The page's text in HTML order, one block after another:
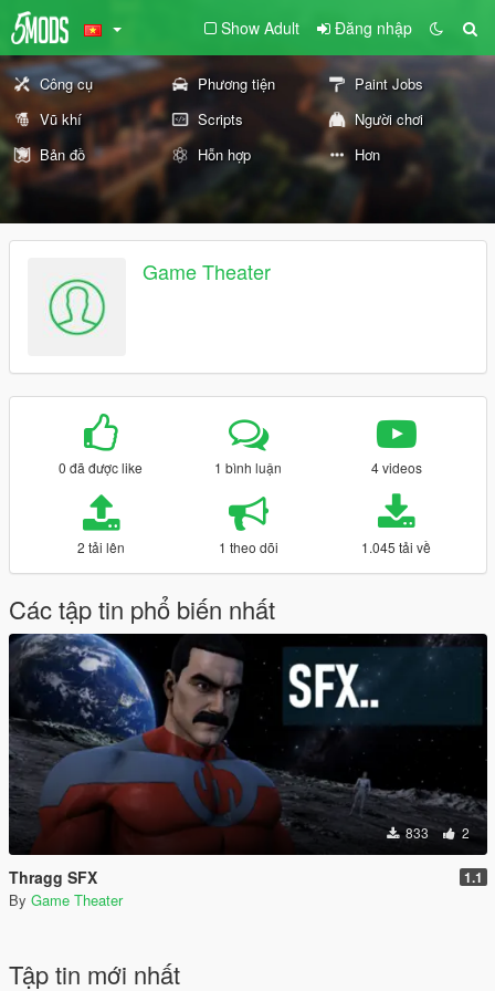
Show Adult Đăng nhập
Công cụ Phương tiện
Paint Jobs
Vũ khí
Scripts
Người chơi
Bản đồ
Hỗn hợp Hơn
Game Theater
0 đã được like 1 bình luận 4 videos
2 tải lên 1 theo dõi 1.045 tải về
Các tập tin phổ biến nhất
833 2
Thragg SFX 1.1
By Game Theater
Tập tin mới nhất